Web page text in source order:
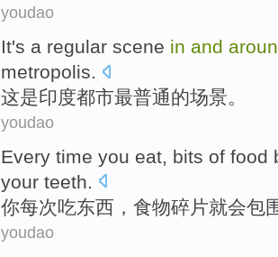
youdao
It's a regular scene in and
metropolis.
这是印度都市最普通的场景。
youdao
Every time you eat bits of food
your teeth
你每次吃东西 ， 食物碎片就会包
youdao